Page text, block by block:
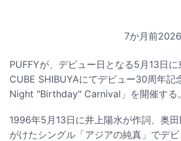
7か月前
PUFFYが、デビュー日となる5月13日に
CUBE SHIBUYAにてデビュー30周年記
Night "Birthday" Carnival」を開催する。
1996年5月13日に井上陽水が作詞、奥
がけたシングル「アジアの純真」でデ